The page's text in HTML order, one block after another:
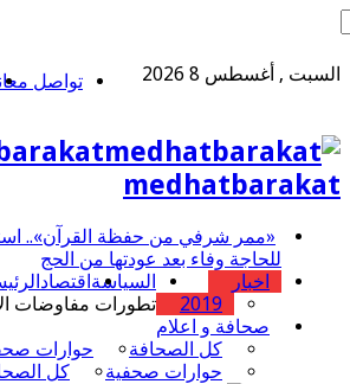
السبت , أغسطس 8 2026 تواصل
medhatbarakat
«ممر شرفي من حفظة القرآن»..
للحاجة وفاء بعد عودتها من الحج
اخبار
2019
السياسةاقتصاد
صحافة و اعلام
كل الصحافة
حوارات
حوارات صحفية
كل
تطورات مفاوضات